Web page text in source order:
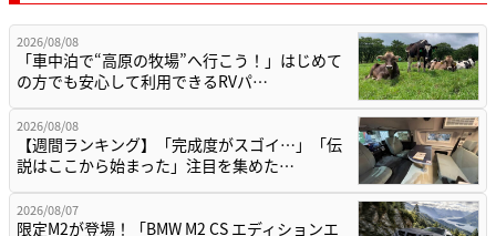
2026/08/08
「車中泊で“高原の牧場”へ行こう！」はじめて
の方でも安心して利用できるRVパ…
2026/08/08
【週間ランキング】「完成度がスゴイ…」「伝
説はここから始まった」注目を集めた…
2026/08/07
限定M2が登場！「BMW M2 CS エディションエ